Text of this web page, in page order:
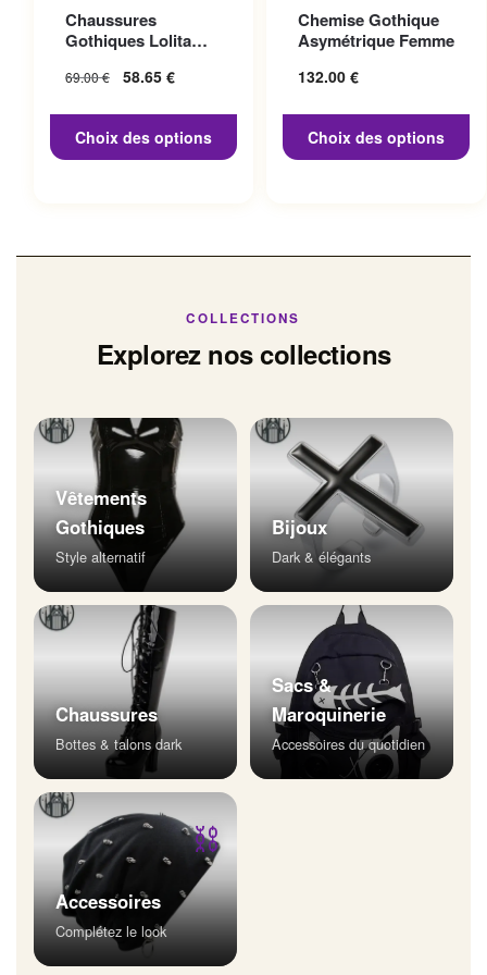
Chaussures
Gothiques Lolita
69.00€
Le prix initial
58.65 €
58.65 €.
Choix des options
variations. Les options
peuvent être choisies sur la
page du produit
Chemise Gothique
Asymétrique Femme
132.00 €
Choix des options
variations. Les options
peuvent être choisies sur la
page du produit
COLLECTIONS
Explorez nos collections
Vêtements
Gothiques
Style alternatif
Bijoux
Dark & élégants
Chaussures
Bottes & talons dark
Sacs &
Maroquinerie
Accessoires du quotidien
⛓
Accessoires
Complétez le look